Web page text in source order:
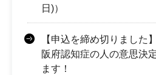
日)）
【申込を締め切りました
阪府認知症の人の意思決
ます！